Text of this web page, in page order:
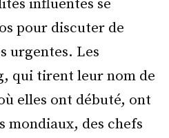
influentes se
pour discuter de
urgentes. Les
qui tirent leur nom de
elles ont débuté, ont
mondiaux, des chefs